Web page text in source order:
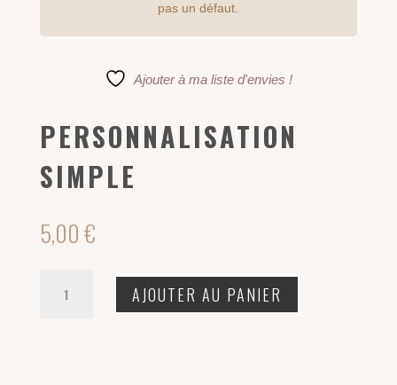
pas un défaut.
Ajouter à ma liste d'envies !
PERSONNALISATION
SIMPLE
5,00€
AJOUTER AU PANIER